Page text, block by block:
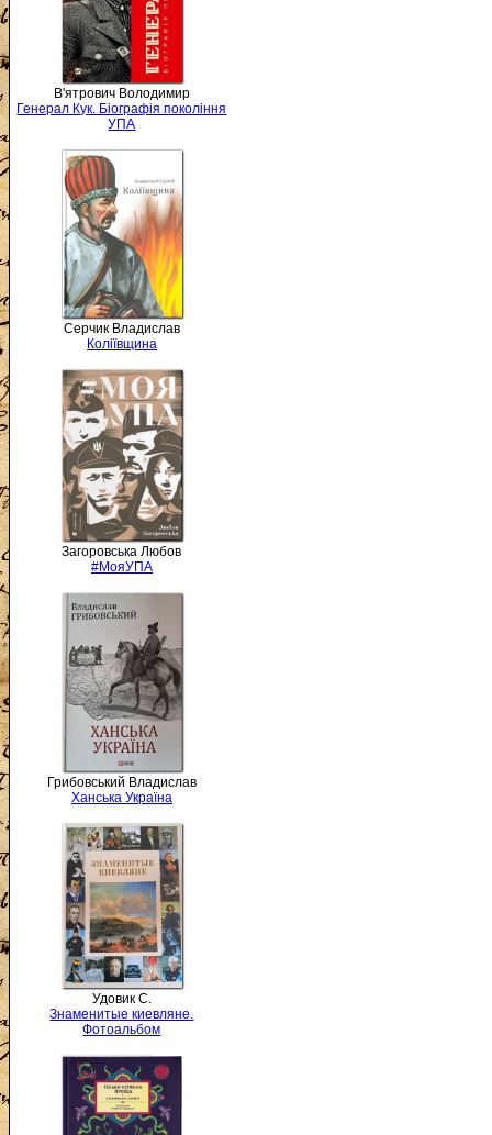
В'ятрович Володимир
Генерал Кук. Біографія покоління
УПА
Серчик Владислав
Коліївщина
Загоровська Любов
#МояУПА
Грибовський Владислав
Ханська Україна
Удовик С.
Знаменитые киевляне.
Фотоальбом